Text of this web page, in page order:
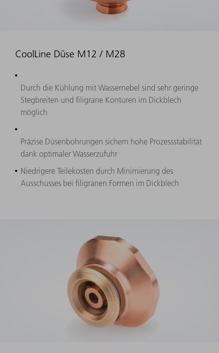
CoolLine Düse M12 / M28
Durch die Kühlung mit Wassernebel sind sehr geringe
Stegbreiten und filigrane Konturen im Dickblech
möglich
Präzise Düsenbohrungen sichern hohe Prozessstabilität
dank optimaler Wasserzufuhr
Niedrigere Teilekosten durch Minimierung des
Ausschusses bei filigranen Formen im Dickblech